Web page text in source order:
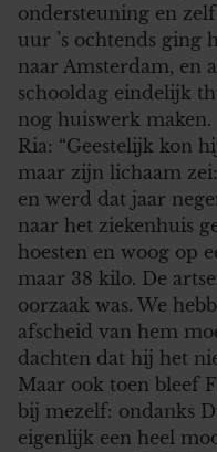
ondersteuning en
uur ’s ochtends ging
naar Amsterdam, en
schooldag eindelijk
nog huiswerk maken.
Ria: “Geestelijk kon
maar zijn lichaam
en werd dat jaar
naar het ziekenhuis
hoesten en woog op
maar 38 kilo. De
oorzaak was. We
afscheid van hem
dachten dat hij het
Maar ook toen bleef
bij mezelf: ondanks
eigenlijk een heel